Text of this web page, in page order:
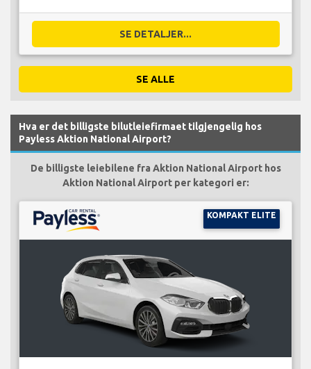
SE DETALJER...
SE ALLE
Hva er det billigste bilutleiefirmaet tilgjengelig hos
Payless Aktion National Airport?
De billigste leiebilene fra Aktion National Airport hos
Aktion National Airport per kategori er:
KOMPAKT ELITE